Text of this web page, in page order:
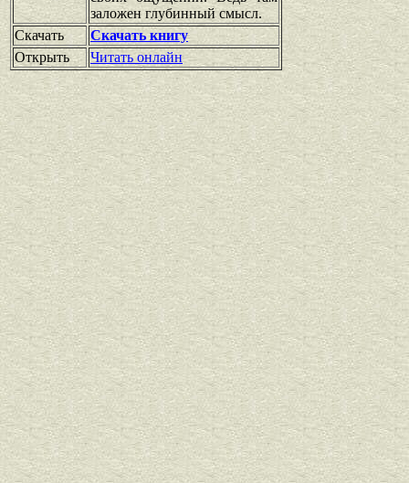
заложен глубинный смысл.
Скачать
Скачать книгу
Открыть
Читать онлайн